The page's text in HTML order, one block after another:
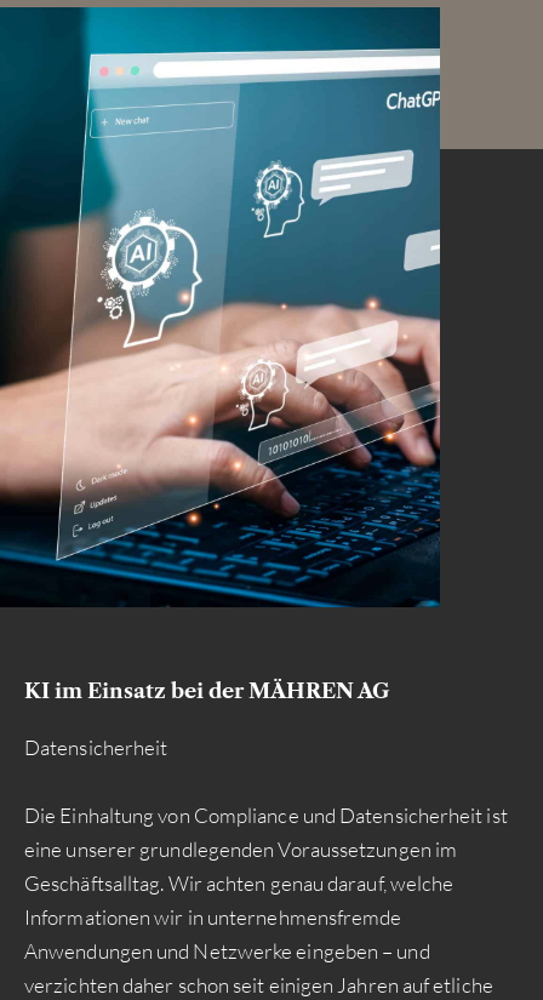
KI im Einsatz bei der MÄHREN AG
Datensicherheit
Die Einhaltung von Compliance und Datensicherheit ist
eine unserer grundlegenden Voraussetzungen im
Geschäftsalltag. Wir achten genau darauf, welche
Informationen wir in unternehmensfremde
Anwendungen und Netzwerke eingeben – und
verzichten daher schon seit einigen Jahren auf etliche